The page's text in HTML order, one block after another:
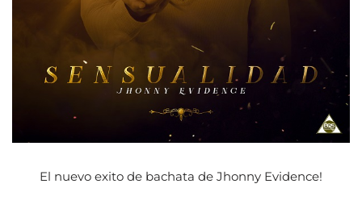
El nuevo exito de bachata de Jhonny Evidence!